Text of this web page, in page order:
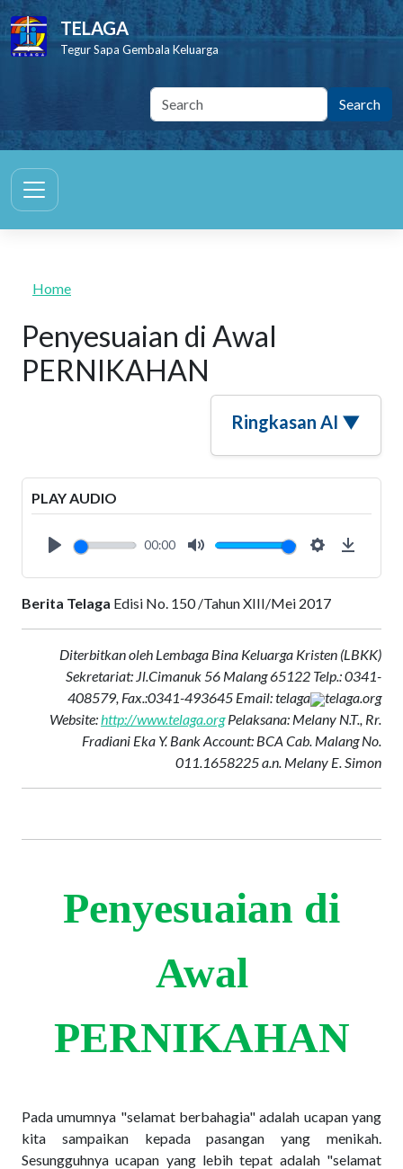
Skip to main content
TELAGA
Tegur Sapa Gembala Keluarga
Home
Penyesuaian di Awal
PERNIKAHAN
Ringkasan AI ▼
PLAY AUDIO
00:00
Berita Telaga Edisi No. 150 /Tahun XIII/Mei 2017
Diterbitkan oleh Lembaga Bina Keluarga Kristen (LBKK)
Sekretariat: Jl.Cimanuk 56 Malang 65122 Telp.: 0341-
408579, Fax.:0341-493645 Email: telaga
telaga.org
Website:http://www.telaga.orgPelaksana: Melany N.T., Rr.
Fradiani Eka Y. Bank Account: BCA Cab. Malang No.
011.1658225 a.n. Melany E. Simon
Penyesuaian di
Awal
PERNIKAHAN
Pada umumnya "selamat berbahagia" adalah ucapan yang
kita sampaikan kepada pasangan yang menikah.
Sesungguhnya ucapan yang lebih tepat adalah "selamat